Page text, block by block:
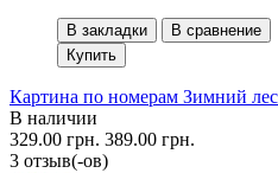
В закладки
В сравнение
Купить
Картина по номерам Зимний
В наличии
329.00 грн. 389.00 грн.
3 отзыв(-ов)